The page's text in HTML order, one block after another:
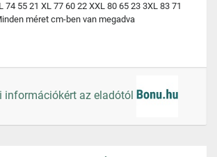
74 55 21 XL 77 60 22 XXL 80 65 23 3XL 83 71
méret cm-ben van megadva
információkért az eladótól